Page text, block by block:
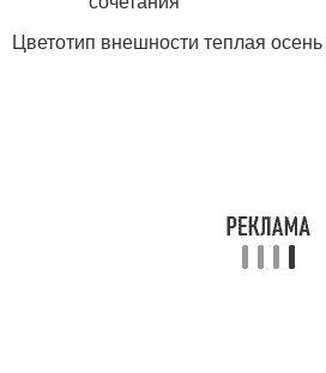
Цветотип внешности теплая осень